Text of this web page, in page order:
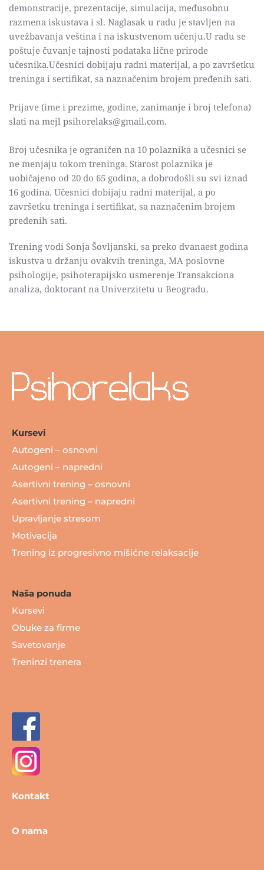
demonstracije, prezentacije, simulacija, međusobnu
razmena iskustava i sl. Naglasak u radu je stavljen na
uvežbavanja veština i na iskustvenom učenju.U radu se
poštuje čuvanje tajnosti podataka lične prirode
učesnika.Učesnici dobijaju radni materijal, a po završetku
treninga i sertifikat, sa naznačenim brojem pređenih sati.
Prijave (ime i prezime, godine, zanimanje i broj telefona)
slati na mejl psihorelaks@gmail.com.
Broj učesnika je ograničen na 10 polaznika a učesnici se
ne menjaju tokom treninga. Starost polaznika je
uobičajeno od 20 do 65 godina, a dobrodošli su svi iznad
16 godina. Učesnici dobijaju radni materijal, a po
završetku treninga i sertifikat, sa naznačenim brojem
pređenih sati.
Trening vodi Sonja Šovljanski, sa preko dvanaest godina
iskustva u držanju ovakvih treninga, MA poslovne
psihologije, psihoterapijsko usmerenje Transakciona
analiza, doktorant na Univerzitetu u Beogradu.
Kursevi
Autogeni – osnovni
Autogeni – napredni
Asertivni trening – osnovni
Asertivni trening – napredni
Upravljanje stresom
Motivacija
Trening iz progresivno mišićne relaksacije
Naša ponuda
Kursevi
Obuke za firme
Savetovanje
Treninzi trenera
Kontakt
O nama